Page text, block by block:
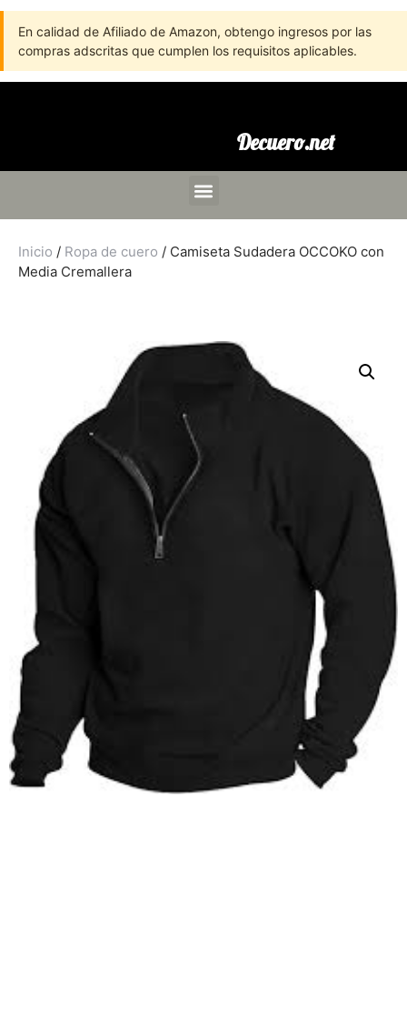
En calidad de Afiliado de Amazon, obtengo ingresos por las
compras adscritas que cumplen los requisitos aplicables.
Decuero.net
Inicio / Ropa de cuero / Camiseta Sudadera OCCOKO con
Media Cremallera